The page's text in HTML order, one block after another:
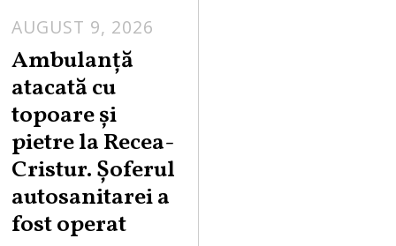
AUGUST 9, 2026
Ambulanță
atacată cu
topoare și
pietre la Recea-
Cristur. Șoferul
autosanitarei a
fost operat